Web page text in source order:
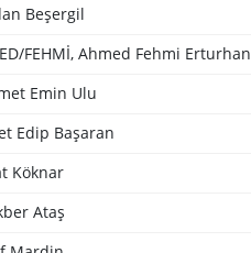
Beşergil
FEHMİ, Ahmed Fehmi Erturhan
Emin Ulu
Edip Başaran
Köknar
Ataş